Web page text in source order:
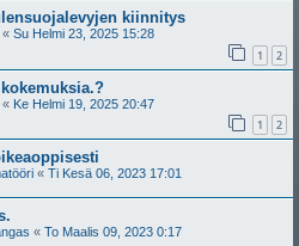
kiinnitys
« Su Helmi 23, 2025 15:28
1 2
« Ke Helmi 19, 2025 20:47
1 2
« Ti Kesä 06, 2023 17:01
« To Maalis 09, 2023 0:17